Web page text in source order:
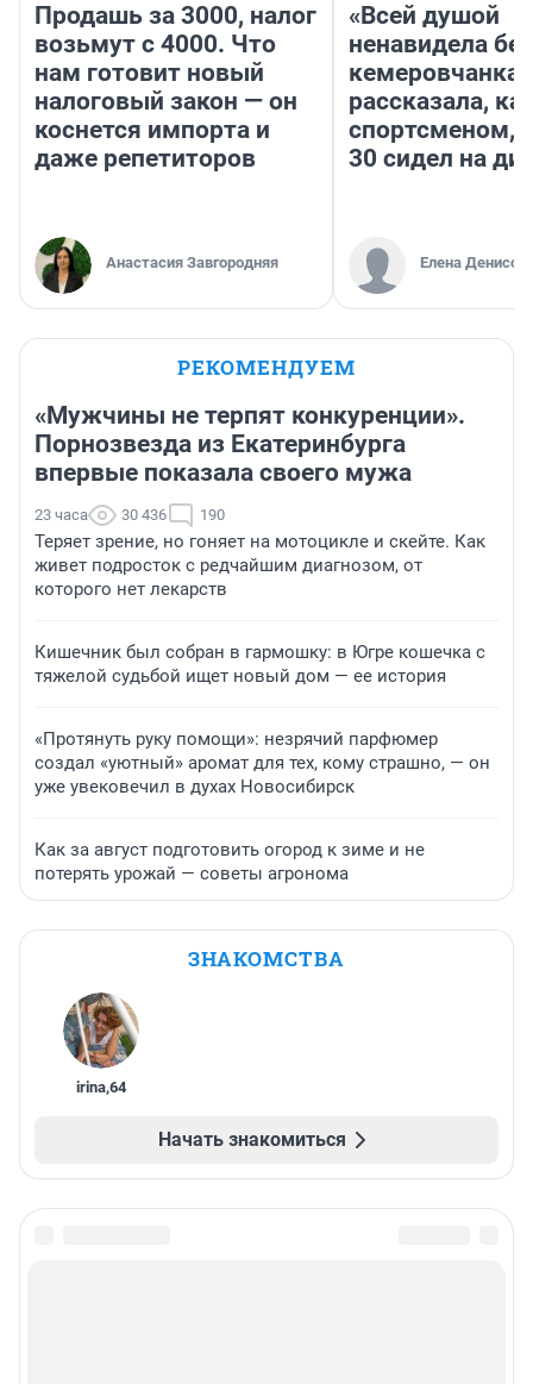
Продашь за 3000, налог
возьмут с 4000. Что
нам готовит новый
налоговый закон — он
коснется импорта и
даже репетиторов
Анастасия Завгородняя
«Всей душой
ненавидела
кемеровчанка
рассказала,
спортсменом,
30 сидел на
Елена
РЕКОМЕНДУЕМ
«Мужчины не терпят конкуренции».
Порнозвезда из Екатеринбурга
впервые показала своего мужа
23 часа 30 436 190
Теряет зрение, но гоняет на мотоцикле и скейте. Как
живет подросток с редчайшим диагнозом, от
которого нет лекарств
Кишечник был собран в гармошку: в Югре кошечка с
тяжелой судьбой ищет новый дом — ее история
«Протянуть руку помощи»: незрячий парфюмер
создал «уютный» аромат для тех, кому страшно, — он
уже увековечил в духах Новосибирск
Как за август подготовить огород к зиме и не
потерять урожай — советы агронома
ЗНАКОМСТВА
irina,64
Начать знакомиться